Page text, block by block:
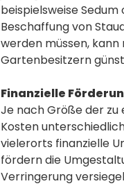
beispielsweise
Beschaffung von
werden müssen,
Gartenbesitzern
Finanzielle
Je nach Größe der zu
Kosten
vielerorts finanzielle
fördern die
Verringerung